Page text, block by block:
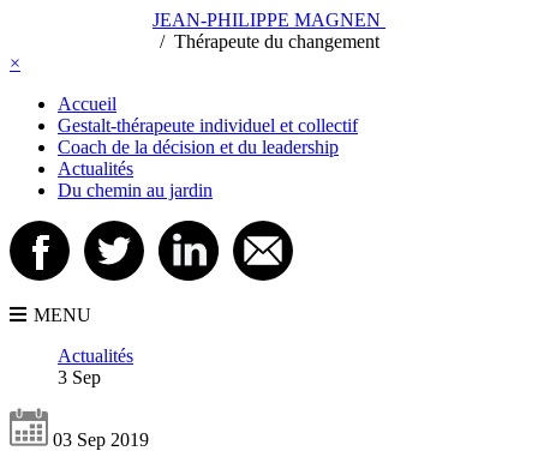
JEAN-PHILIPPE MAGNEN
// Thérapeute du changement
×
Accueil
Gestalt-thérapeute individuel et collectif
Coach de la décision et du leadership
Actualités
Du chemin au jardin
MENU
Actualités
3 Sep
03 Sep 2019